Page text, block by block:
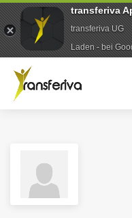
transferiva
transferiva UG
Laden - bei